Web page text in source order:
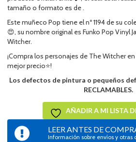
tamaño o formato es de .
Este muñeco Pop tiene el nº 1194 de su
😍, su nombre original es Funko Pop Vinyl
Witcher.
¡Compra los personajes de The Witcher
mejor precio⭐!
Los defectos de pintura o pequeños
RECLAMABLES.
AÑADIR A MI LISTA
LEER ANTES DE
Información sobre envíos y otras